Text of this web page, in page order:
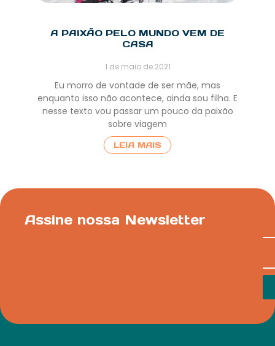
A PAIXÃO PELO MUNDO VEM DE
CASA
1 de maio de 2021
Eu morro de vontade de ser mãe, mas
enquanto isso não acontece, ainda sou filha. E
nesse texto vou passar um pouco da paixão
sobre viagem
LEIA MAIS
Assine nossa Newsletter